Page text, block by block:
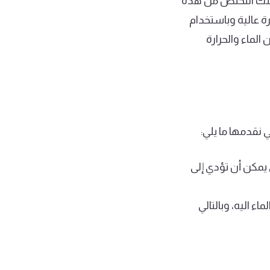
وباستخدام
والحرارة
نقدمها ما يلي:
يمكن أن تؤدي إلى
اليه، وبالتالي